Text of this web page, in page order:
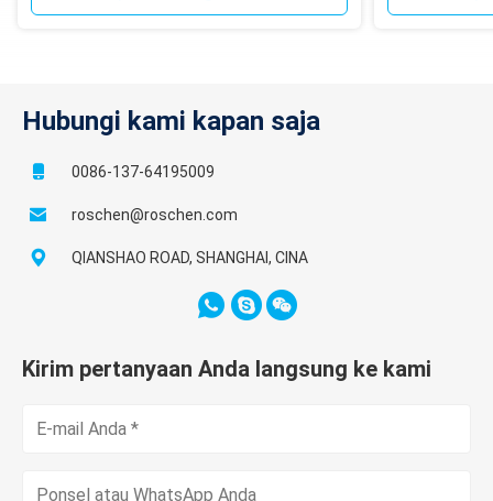
Hubungi kami kapan saja
0086-137-64195009
roschen@roschen.com
QIANSHAO ROAD, SHANGHAI, CINA
Kirim pertanyaan Anda langsung ke kami